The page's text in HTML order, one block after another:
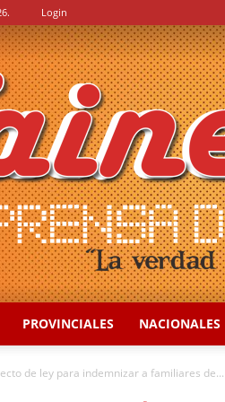
Login
PROVINCIALES NACIONALES
de ley para indemnizar a familiares de...